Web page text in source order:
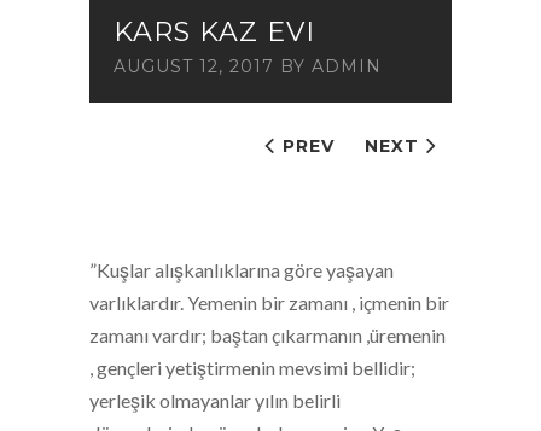
PREV NEXT
KARS KAZ EVI
AUGUST 12, 2017 BY ADMIN
”Kuşlar alışkanlıklarına göre yaşayan
varlıklardır. Yemenin bir zamanı , içmenin bir
zamanı vardır; baştan çıkarmanın ,üremenin
, gençleri yetiştirmenin mevsimi bellidir;
yerleşik olmayanlar yılın belirli